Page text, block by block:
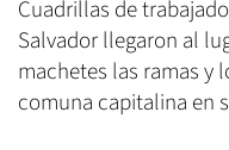
Cuadrillas de
Salvador llegaron al
machetes las ramas y
comuna capitalina en